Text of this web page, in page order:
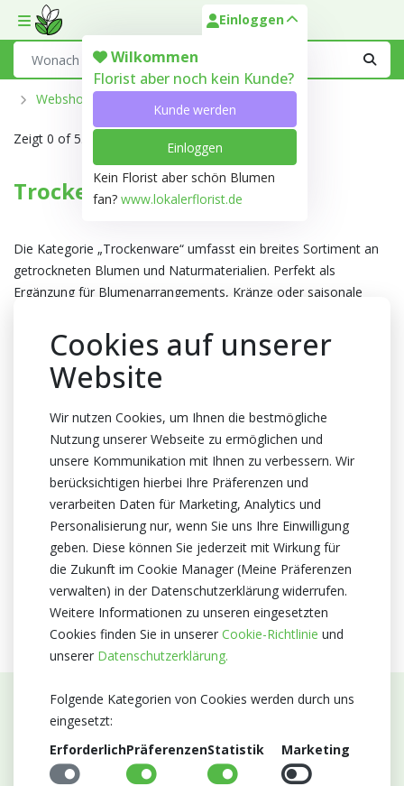
Toggle mobile menu
Einloggen
Wilkommen
Florist aber noch kein Kunde?
Kunde werden
Einloggen
Kein Florist aber schön Blumen
fan? www.lokalerflorist.de
Webshop
Zeigt 0 of 5.931
Trockenware
Die Kategorie „Trockenware“ umfasst ein breites Sortiment an
getrockneten Blumen und Naturmaterialien. Perfekt als
Ergänzung für Blumenarrangements, Kränze oder saisonale
Farbe und verleihen jedem Arrangement eine rustikale,
natürliche Note.
Bestellenam Mo, Mi und Fr bis 17:00 Uhr, Di, Do und Sa vor
07:00 Uhr im Geschäft
Abonnieren Sie unseren Newsletter
Bleiben Sie auf dem Laufenden mit Neuigkeiten und
Entwicklungen von Blumengroßhandel Heyl
Cookies auf unserer
Website
Wir nutzen Cookies, um Ihnen die bestmögliche
Nutzung unserer Webseite zu ermöglichen und
unsere Kommunikation mit Ihnen zu verbessern. Wir
berücksichtigen hierbei Ihre Präferenzen und
verarbeiten Daten für Marketing, Analytics und
Personalisierung nur, wenn Sie uns Ihre Einwilligung
geben. Diese können Sie jederzeit mit Wirkung für
die Zukunft im Cookie Manager (Meine Präferenzen
verwalten) in der Datenschutzerklärung widerrufen.
Weitere Informationen zu unseren eingesetzten
Cookies finden Sie in unserer Cookie-Richtlinie und
unserer Datenschutzerklärung.
Folgende Kategorien von Cookies werden durch uns
eingesetzt:
ErforderlichPräferenzenStatistik Marketing